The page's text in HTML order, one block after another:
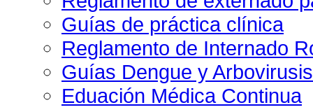
Guías de práctica clínica
Reglamento de Internado
Guías Dengue y
Eduación Médica Continua